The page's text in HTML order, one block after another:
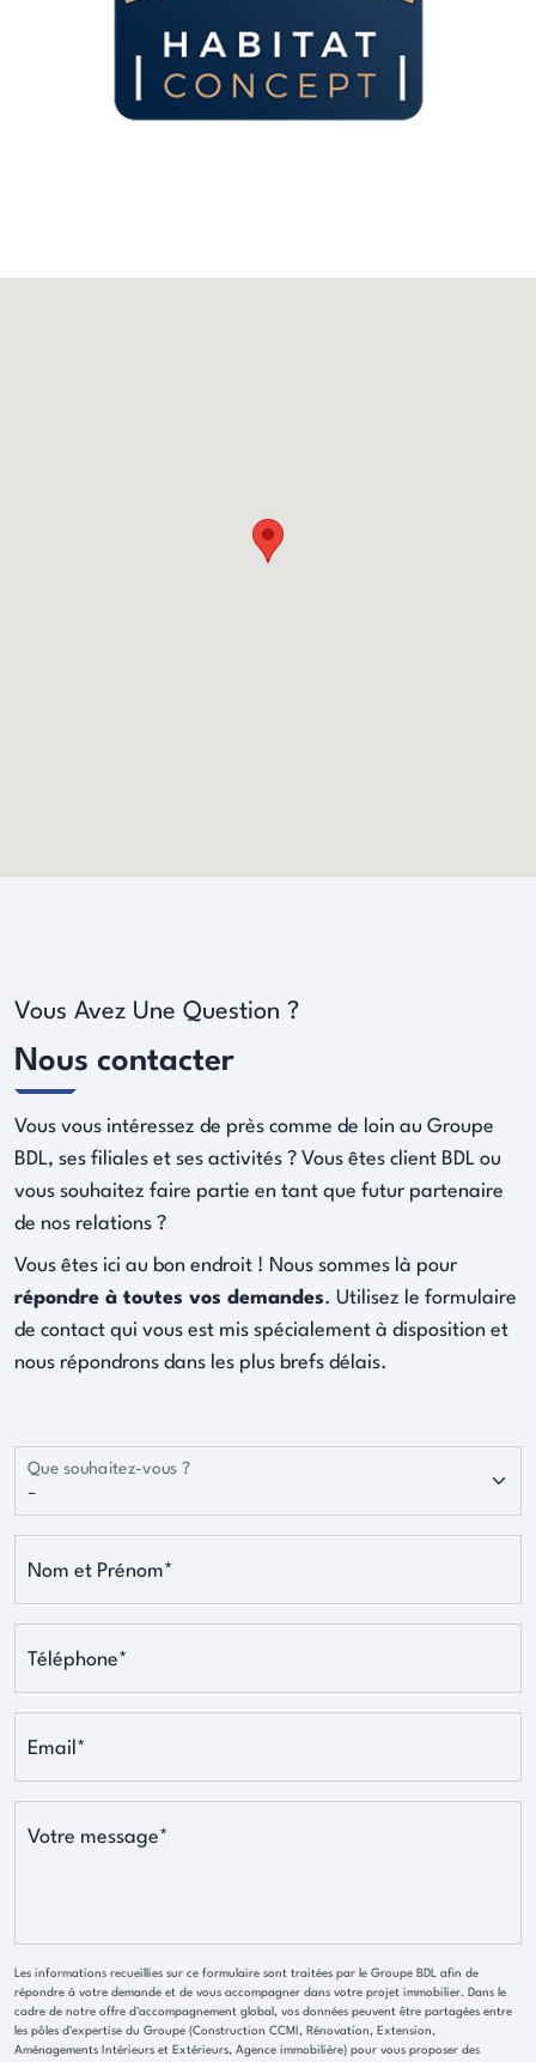
Vous Avez Une Question ?
Nous contacter
Vous vous intéressez de près comme de loin au Groupe
BDL, ses filiales et ses activités ? Vous êtes client BDL ou
vous souhaitez faire partie en tant que futur partenaire
de nos relations ?
Vous êtes ici au bon endroit ! Nous sommes là pour
répondre à toutes vos demandes. Utilisez le formulaire
de contact qui vous est mis spécialement à disposition et
nous répondrons dans les plus brefs délais.
Que souhaitez-vous ?
Nom et Prénom*
Téléphone*
Email*
Votre message*
Les informations recueillies sur ce formulaire sont traitées par le Groupe BDL afin de
répondre à votre demande et de vous accompagner dans votre projet immobilier. Dans le
cadre de notre offre d'accompagnement global, vos données peuvent être partagées entre
les pôles d'expertise du Groupe (Construction CCMI, Rénovation, Extension,
Aménagements Intérieurs et Extérieurs, Agence immobilière) pour vous proposer des